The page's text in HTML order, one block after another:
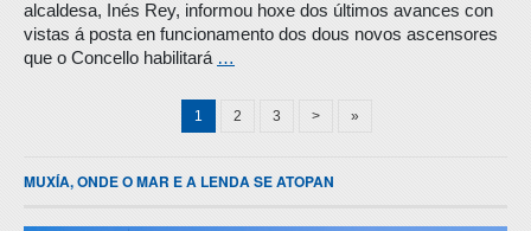
alcaldesa, Inés Rey, informou hoxe dos últimos avances con
vistas á posta en funcionamento dos dous novos ascensores
que o Concello habilitará …
1 2 3 > »
MUXÍA, ONDE O MAR E A LENDA SE ATOPAN